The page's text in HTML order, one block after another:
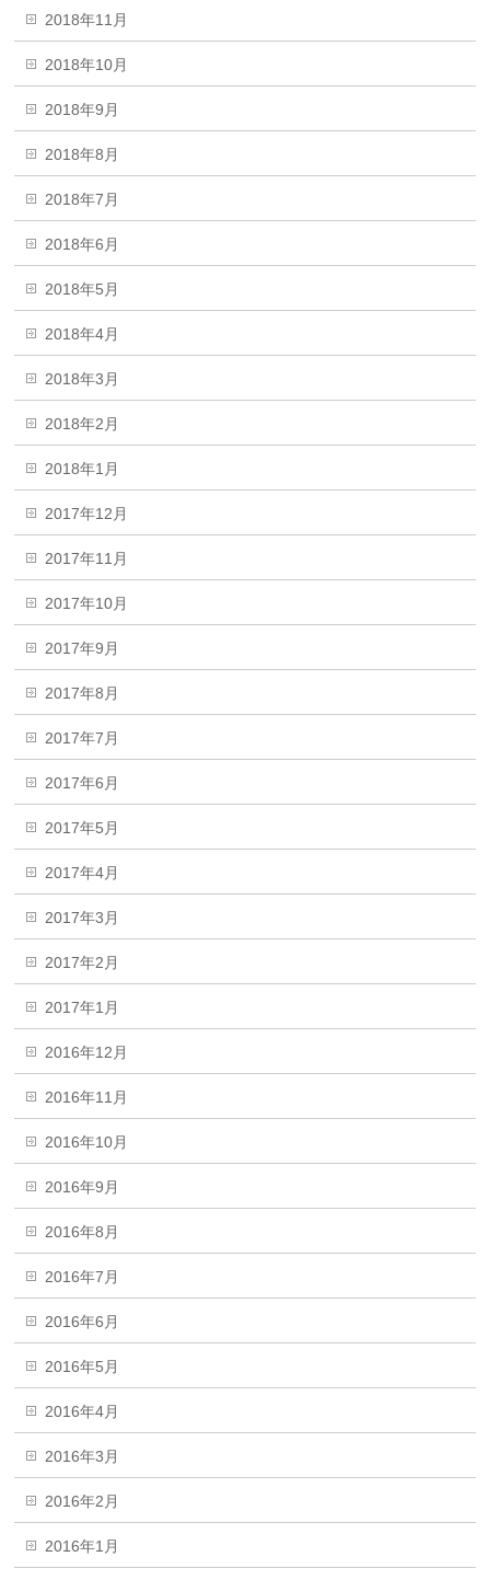
2018年11月
2018年10月
2018年9月
2018年8月
2018年7月
2018年6月
2018年5月
2018年4月
2018年3月
2018年2月
2018年1月
2017年12月
2017年11月
2017年10月
2017年9月
2017年8月
2017年7月
2017年6月
2017年5月
2017年4月
2017年3月
2017年2月
2017年1月
2016年12月
2016年11月
2016年10月
2016年9月
2016年8月
2016年7月
2016年6月
2016年5月
2016年4月
2016年3月
2016年2月
2016年1月